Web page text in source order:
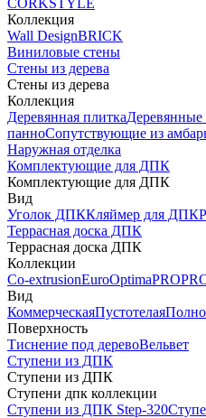
CORKSTYLE
Коллекция
Wall DesignBRICK
Виниловые стены
Стены из дерева
Стены из дерева
Коллекция
Деревянная плиткаДеревянные
панноСопутствующие из
Наружная отделка
Комплектующие для ДПК
Комплектующие для ДПК
Вид
Уголок ДПККляймер для ДПК
Террасная доска ДПК
Террасная доска ДПК
Коллекции
Co-extrusionEuroOptimaPRO
Вид
КоммерческаяПустотелая
Поверхность
Тиснение под деревоВельвет
Ступени из ДПК
Ступени из ДПК
Ступени дпк коллекции
Ступени из ДПК Step-320